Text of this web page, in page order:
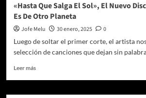
in
CINEMA
«Hasta Que Salga El Sol», El Nuevo
Es De Otro Planeta
Jofe Melu 30 enero, 2025
0
Luego de soltar el primer corte, el artista
selección de canciones que dejan sin
Leer másLeer
«Hasta